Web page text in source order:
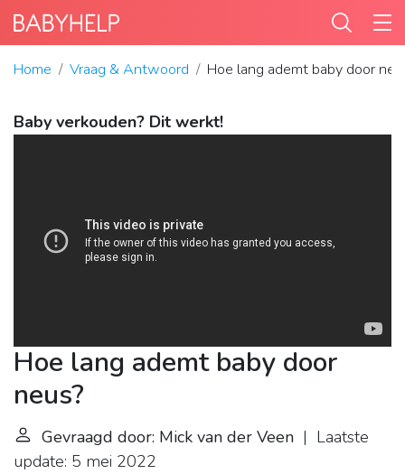
Home Vraag & Antwoord Hoe lang ademt baby door
Baby verkouden? Dit werkt!
Hoe lang ademt baby door
neus?
Gevraagd door: Mick van der Veen | Laatste
update: 5 mei 2022